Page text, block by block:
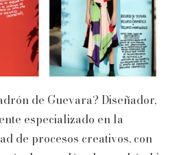
de Guevara? Diseñador,
especializado en la
de procesos creativos, con